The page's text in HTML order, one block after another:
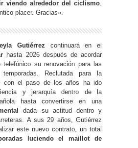
viendo alrededor del ciclismo
placer. Gracias».
Gutiérrez continuará en el
hasta 2026 después de acordar
telefónico su renovación para las
Reclutada para la
con el paso de los años ha ido
y jerarquía dentro de la
hasta convertirse en una
dada su actitud dentro y
A sus 29 años, Gutiérrez
este nuevo contrato, un total
luciendo el maillot de